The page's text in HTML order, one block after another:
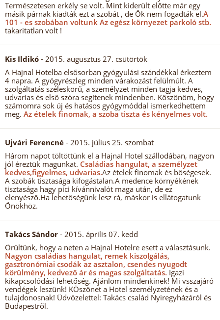
Természetesen erkély se volt. Mint kiderült előtte már egy
másik párnak kiadták ezt a szobát , de Ők nem fogadták el.A
101 - es szobában voltunk Az egész környezet parkoló stb.
takaritatlan volt !
Kis Ildikó - 2015. augusztus 27. csütörtök
A Hajnal Hotelba elsősorban gyógyulási szándékkal érkeztem
4 napra. A gyógyrészleg minden várakozást felülmúlt. A
szolgáltatás széleskörű, a személyzet minden tagja kedves,
udvarias és első szóra segítenek mindenben. Köszönöm, hogy
számomra sok új és hatásos gyógymóddal ismerkedhettem
meg. Az ételek finomak, a szoba tiszta és kényelmes volt.
Ujvári Ferencné - 2015. július 25. szombat
Három napot töltöttünk el a Hajnal Hotel szállodában, nagyon
jól éreztük magunkat. Családias hangulat, a személyzet
kedves,figyelmes, udvarias.Az ételek finomak és bőségesek.
A szobák tisztasága kifogástalan.A medence környékének
tisztasága hagy pici kívánnivalót maga után, de ez
elenyésző.Ha lehetőségünk lesz rá, máskor is ellátogatunk
Önökhöz.
Takács Sándor - 2015. április 07. kedd
Örültünk, hogy a neten a Hajnal Hotelre esett a választásunk.
Nagyon családias hangulat, remek kiszolgálás,
gasztronómiai csodák az asztalon, csendes nyugodt
körülmény, kedvező ár és magas szolgáltatás. Igazi
kikapcsolódási lehetőség. Ajánlom mindenkinek! Mi vsszajáró
vendégek leszünk! KÖszönet a Hotel személyzetének és a
tulajdonosnak! Üdvözelettel: Takács család Nyiregyházáról és
Budapestről.